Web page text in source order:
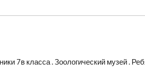
7в класса . Зоологический музей .